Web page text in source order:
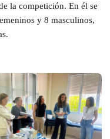
la competición. En él se
y 8 masculinos,